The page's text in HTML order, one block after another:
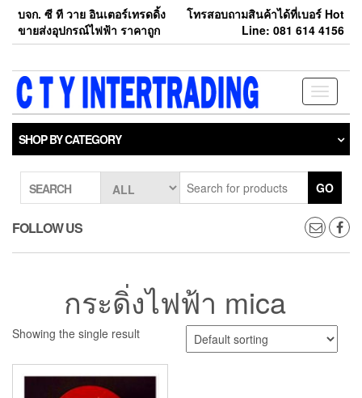
Skip
the
บจก. ซี ที วาย อินเตอร์เทรดดิ้ง
ขายส่งอุปกรณ์ไฟฟ้า ราคาถูก
โทรสอบถามสินค้าได้ที่เบอร์ Hot
Line: 081 614 4156
Toggle
SHOP BY CATEGORY
SEARCH GO
FOLLOW US
กระดิ่งไฟฟ้า mica
Showing the single result